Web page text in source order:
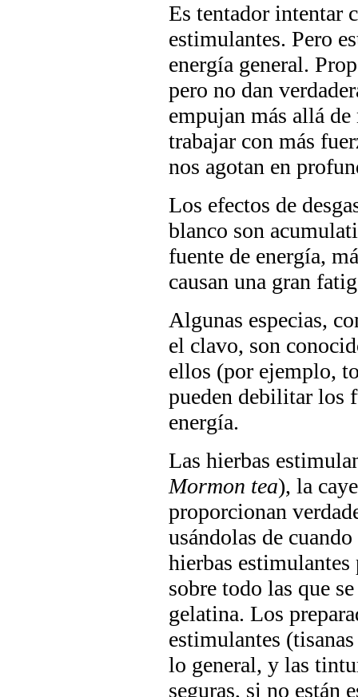
Es tentador intentar
estimulantes. Pero
energía general.
pero no dan
empujan más allá de
trabajar con más
nos agotan en
Los efectos de
blanco son
fuente de energía,
causan una gran
Algunas especias,
el clavo, son
ellos (por ejemplo,
pueden debilitar los
energía.
Las hierbas
Mormon tea), la
proporcionan
usándolas de
hierbas
sobre todo las que
gelatina. Los
estimulantes
lo general, y las
seguras, si no están